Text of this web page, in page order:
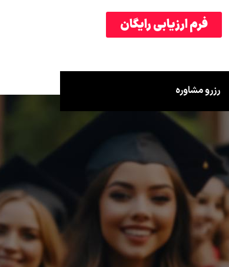
فرم ارزیابی رایگان
رزرو مشاوره